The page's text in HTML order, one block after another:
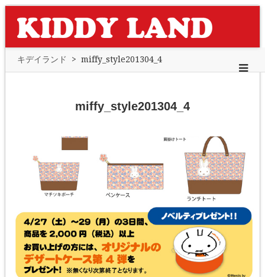
キデイランド > miffy_style201304_4
miffy_style201304_4